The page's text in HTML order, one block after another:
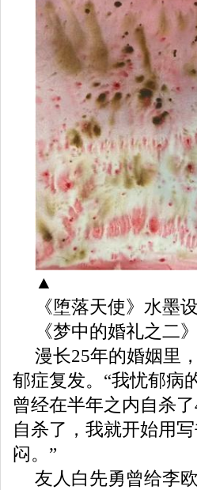
▲
《堕落天使》水墨
《梦中的婚礼之二
漫长25年的婚姻里
郁症复发。“我忧郁病
曾经在半年之内自杀
自杀了，我就开始用
闷。”
友人白先勇曾给李